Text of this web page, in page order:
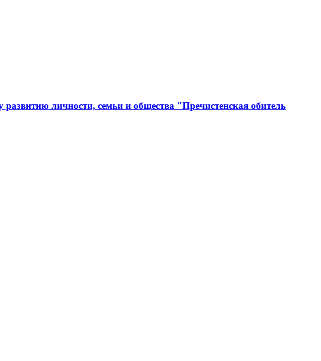
личности, семьи и общества "Пречистенская обитель